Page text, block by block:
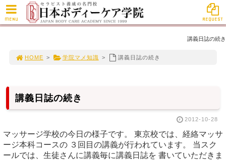
講義日誌の続き
HOME > 学院マメ知識 > 講義日誌の続き
講義日誌の続き
2012-10-28
マッサージ学校の今日の様子です。 東京校では、経絡マッサ
ージ本科コースの ３回目の講義が行われています。 当スク
ールでは、生徒さんに講義毎に講義日誌を 書いていただきま
MENU REQUEST